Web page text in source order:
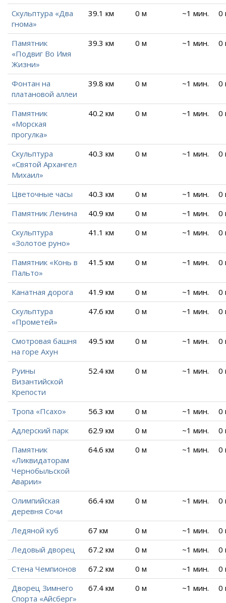
Скульптура «Два
гнома»
39.1 км 0 м ~1 мин. 0
Памятник
«Подвиг Во Имя
Жизни»
39.3 км 0 м ~1 мин. 0
Фонтан на
платановой аллеи
39.8 км 0 м ~1 мин. 0
Памятник
«Морская
прогулка»
40.2 км 0 м ~1 мин. 0
Скульптура
«Святой Архангел
Михаил»
40.3 км 0 м ~1 мин. 0
Цветочные часы 40.3 км 0 м ~1 мин.
0
Памятник Ленина
40.9 км 0 м ~1 мин.
0
Скульптура
«Золотое руно»
41.1 км 0 м ~1 мин. 0
Памятник «Конь в
Пальто»
41.5 км 0 м ~1 мин. 0
Канатная дорога 41.9 км 0 м ~1 мин.
0
Скульптура
«Прометей»
47.6 км 0 м ~1 мин. 0
Смотровая башня
на горе Ахун
49.5 км 0 м ~1 мин. 0
Руины
Византийской
Крепости
52.4 км 0 м ~1 мин. 0
Тропа «Псахо» 56.3 км 0 м ~1 мин.
0
Адлерский парк
62.9 км 0 м ~1 мин.
0
Памятник
«Ликвидаторам
Чернобыльской
Аварии»
64.6 км 0 м ~1 мин. 0
Олимпийская
деревня Сочи
66.4 км 0 м ~1 мин. 0
Ледяной куб 67 км 0 м ~1 мин.
0
Ледовый дворец
67.2 км 0 м ~1 мин.
0
Стена Чемпионов
67.2 км 0 м ~1 мин.
0
Дворец Зимнего
Спорта «Айсберг»
67.4 км 0 м ~1 мин. 0